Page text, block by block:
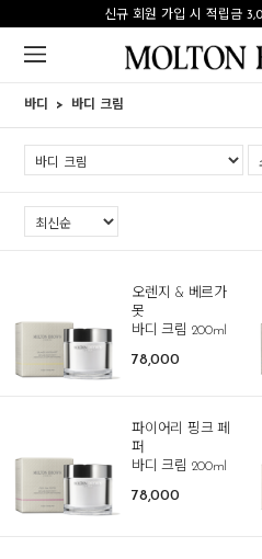
신규 회원 가입 시 적립금
바디 바디 크림
오렌지 & 베르가
못
바디 크림 200ml
78,000
파이어리 핑크 페
퍼
바디 크림 200ml
78,000